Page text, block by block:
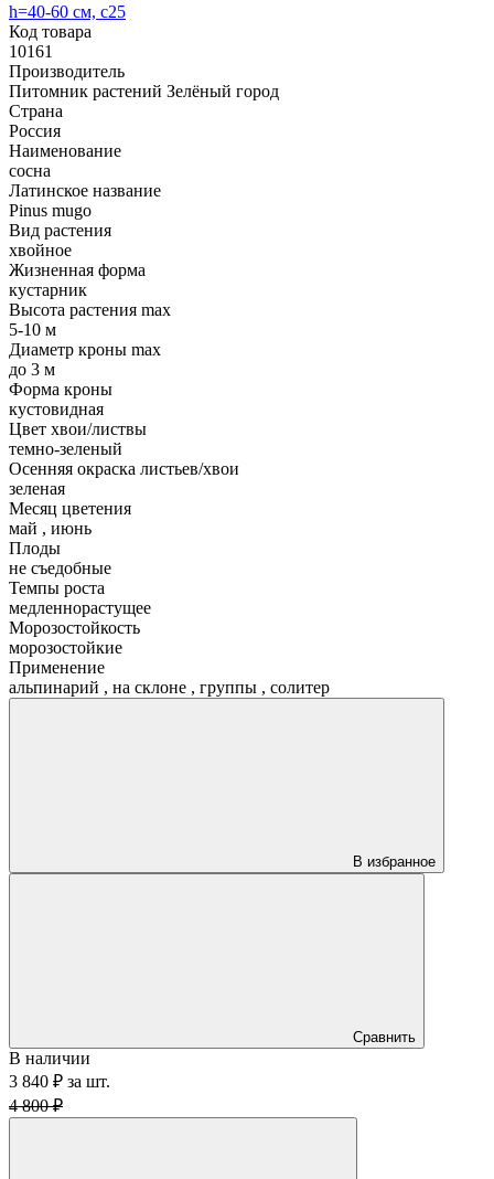
h=40-60 см, с25
Код товара
10161
Производитель
Питомник растений Зелёный город
Страна
Россия
Наименование
сосна
Латинское название
Pinus mugo
Вид растения
хвойное
Жизненная форма
кустарник
Высота растения max
5-10 м
Диаметр кроны max
до 3 м
Форма кроны
кустовидная
Цвет хвои/листвы
темно-зеленый
Осенняя окраска листьев/хвои
зеленая
Месяц цветения
май , июнь
Плоды
не съедобные
Темпы роста
медленнорастущее
Морозостойкость
морозостойкие
Применение
альпинарий , на склоне , группы , солитер
В избранное
Сравнить
В наличии
3 840 ₽ за шт.
4 800 ₽